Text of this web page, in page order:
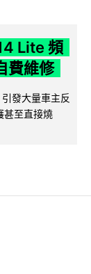
Lite 頻
費維修
發大量車主反
甚至直接燒